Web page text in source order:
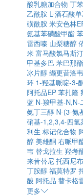
酸乳糖加合物 丁
乙酰胺 L-酒石酸
磺酰胺 米安色林
氨基苯磺酸甲酯
雷西嗪 山梨糖醇
米 富马酸氯马斯
甲基多巴 苯巴那酯
冰片醇 缬更昔洛
环 1-羟基哌啶-3-
阿托品EP 苯扎隆
蓝 N-羧甲基-N,N-
氨丁三醇 N-(3-氨
硝基-1,2,3,4-四氢
利生 标记化合物
醇 美雄酮 右哌甲
韦 替戈拉生 羟考
来昔替尼 托西尼布
丁胺醇 福莫特罗
酸 阿托品 替卡格
更多